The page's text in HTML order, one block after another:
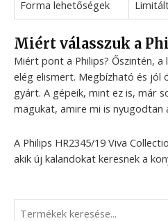
Forma lehetőségek
Miért válasszuk a
Miért pont a Philips? Őszintén,
elég elismert. Megbízható és jól
gyárt. A gépeik, mint ez is, már
magukat, amire mi is nyugodtan
A Philips HR2345/19 Viva
akik új kalandokat keresnek a